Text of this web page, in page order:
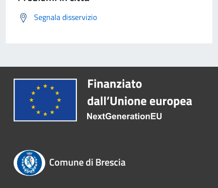
Segnala disservizio
Comune di Brescia